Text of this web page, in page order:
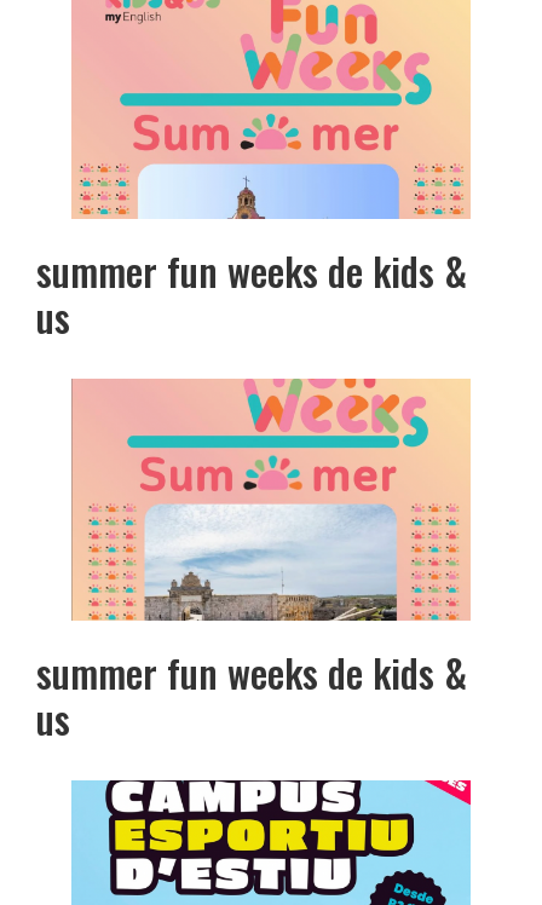
summer fun weeks de kids &
us
summer fun weeks de kids &
us